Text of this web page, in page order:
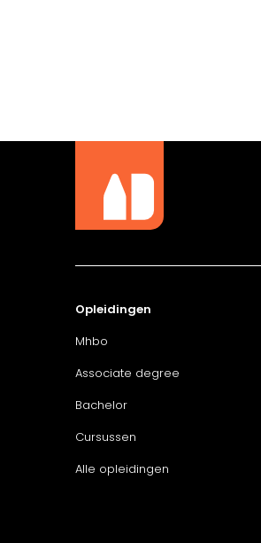
Opleidingen
Mhbo
Associate degree
Bachelor
Cursussen
Alle opleidingen